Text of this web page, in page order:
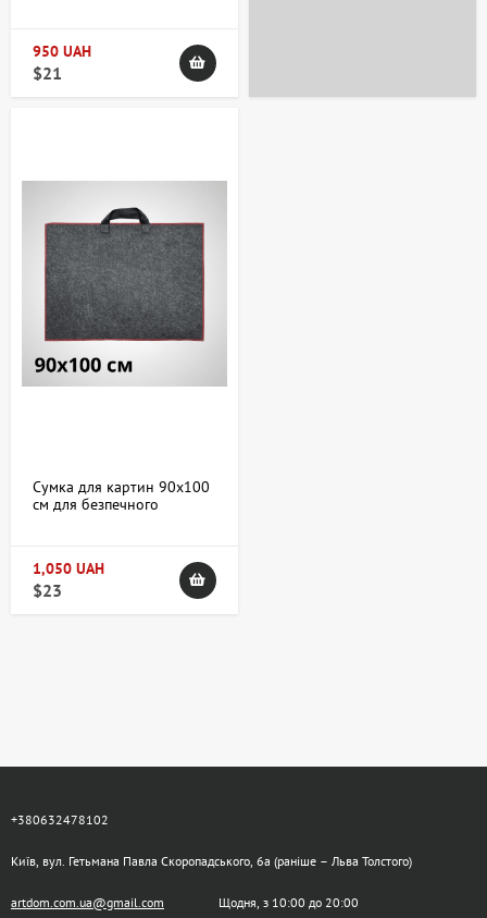
950 UAH
$21
Сумка для картин 90х100
см для безпечного
1,050 UAH
$23
+380632478102
Київ, вул. Гетьмана Павла Скоропадського, 6а (раніше – Льва Толстого)
artdom.com.ua@gmail.com Щодня, з 10:00 до 20:00